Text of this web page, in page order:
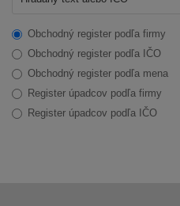
Obchodný register podľa firmy
Obchodný register podľa IČO
Obchodný register podľa mena
Register úpadcov podľa firmy
Register úpadcov podľa IČO